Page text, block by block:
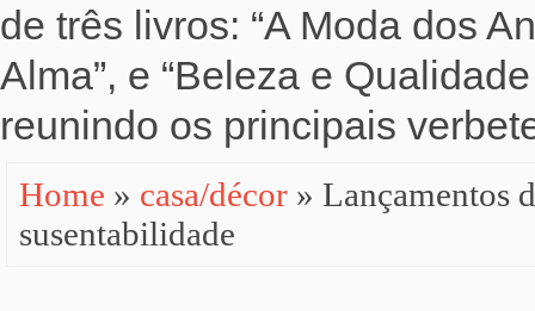
de três livros: “A Moda dos
Alma”, e “Beleza e
reunindo os principais
Home » casa/décor » Lançamentos
susentabilidade